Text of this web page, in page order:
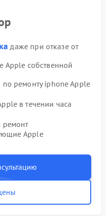
даже при отказе от
Apple собственной
ремонту iphone Apple
в течении часа
ремонт
Apple